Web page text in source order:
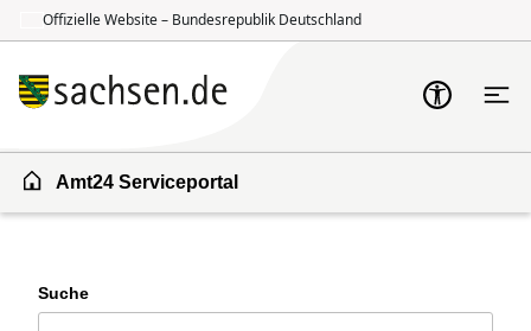
Offizielle Website – Bundesrepublik Deutschland
Amt24 Serviceportal
Suche